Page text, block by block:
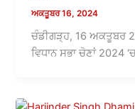
ਅਕਤੂਬਰ 16, 2024
ਚੰਡੀਗੜ੍ਹ, 16 ਅਕਤੂਬਰ
ਵਿਧਾਨ ਸਭਾ ਚੋਣਾਂ 2024